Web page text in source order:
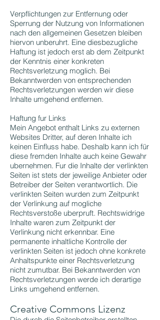
Verpflichtungen zur Entfernung oder
Sperrung der Nutzung von Informationen
nach den allgemeinen Gesetzen bleiben
hiervon unberuhrt. Eine diesbezugliche
Haftung ist jedoch erst ab dem Zeitpunkt
der Kenntnis einer konkreten
Rechtsverletzung moglich. Bei
Bekanntwerden von entsprechenden
Rechtsverletzungen werden wir diese
Inhalte umgehend entfernen.
Haftung fur Links
Mein Angebot enthalt Links zu externen
Websites Dritter, auf deren Inhalte ich
keinen Einfluss habe. Deshalb kann ich für
diese fremden Inhalte auch keine Gewahr
ubernehmen. Fur die Inhalte der verlinkten
Seiten ist stets der jeweilige Anbieter oder
Betreiber der Seiten verantwortlich. Die
verlinkten Seiten wurden zum Zeitpunkt
der Verlinkung auf mogliche
Rechtsverstoße uberpruft. Rechtswidrige
Inhalte waren zum Zeitpunkt der
Verlinkung nicht erkennbar. Eine
permanente inhaltliche Kontrolle der
verlinkten Seiten ist jedoch ohne konkrete
Anhaltspunkte einer Rechtsverletzung
nicht zumutbar. Bei Bekanntwerden von
Rechtsverletzungen werde ich derartige
Links umgehend entfernen.
Creative Commons Lizenz